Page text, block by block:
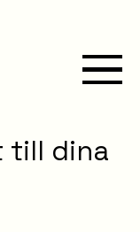
till dina